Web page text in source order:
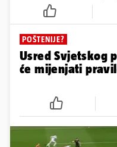
POŠTENIJE?
Usred Svjetskog
će mijenjati